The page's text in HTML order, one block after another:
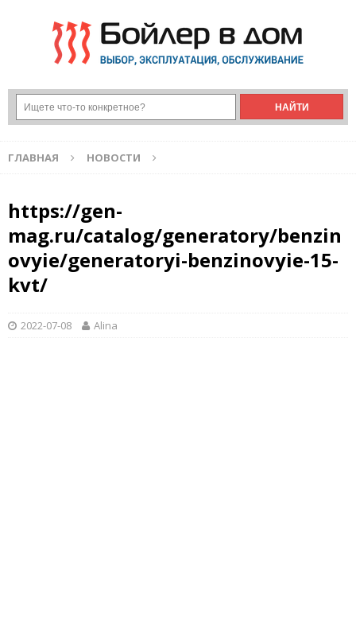
ГЛАВНАЯ НОВОСТИ
https://gen-
mag.ru/catalog/generatory/benzin
ovyie/generatoryi-benzinovyie-15-
kvt/
2022-07-08 Alina